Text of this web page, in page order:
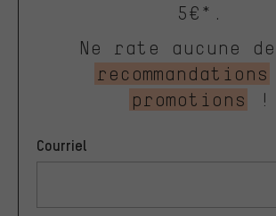
5€*.
Ne rate aucune
recommandations
promotions
!
Courriel